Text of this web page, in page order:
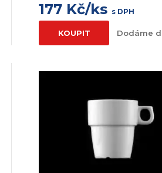
177 Kč/ks s DPH
KOUPIT Dodáme